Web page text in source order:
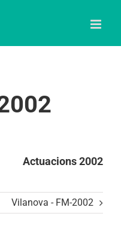
Actuacions 2002
Vilanova - FM-2002